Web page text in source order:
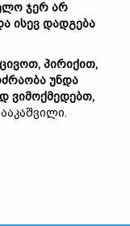
ჯერ არ
ისევ დადგება
პირიქით,
უნდა
ვიმოქმედებთ,